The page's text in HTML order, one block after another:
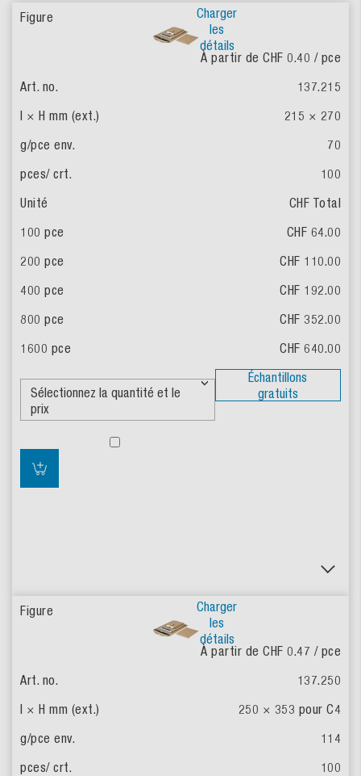
Charger
les
détails
À partir de CHF 0.40 / pce
137.215
215 × 270
70
100
CHF Total
CHF 64.00
CHF 110.00
CHF 192.00
CHF 352.00
CHF 640.00
Échantillons
gratuits
Charger
les
détails
À partir de CHF 0.47 / pce
137.250
250 × 353 pour C4
114
100